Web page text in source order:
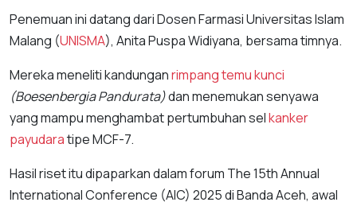
Penemuan ini datang dari Dosen Farmasi Universitas Islam
Malang (UNISMA), Anita Puspa Widiyana, bersama timnya.
Mereka meneliti kandunganrimpang temu kunci
(Boesenbergia Pandurata)dan menemukan senyawa
yang mampu menghambat pertumbuhan selkanker
payudaratipe MCF-7.
Hasil riset itu dipaparkan dalam forum The 15th Annual
International Conference (AIC) 2025 di Banda Aceh, awal